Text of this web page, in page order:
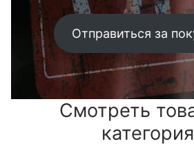
Отправиться за
Смотреть